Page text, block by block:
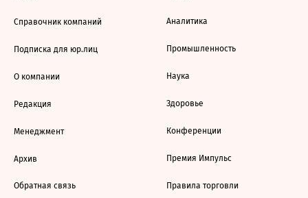
Справочник компаний
Подписка для юр.лиц
О компании
Редакция
Менеджмент
Архив
Обратная связь
Аналитика
Промышленность
Наука
Здоровье
Конференции
Премия Импульс
Правила торговли